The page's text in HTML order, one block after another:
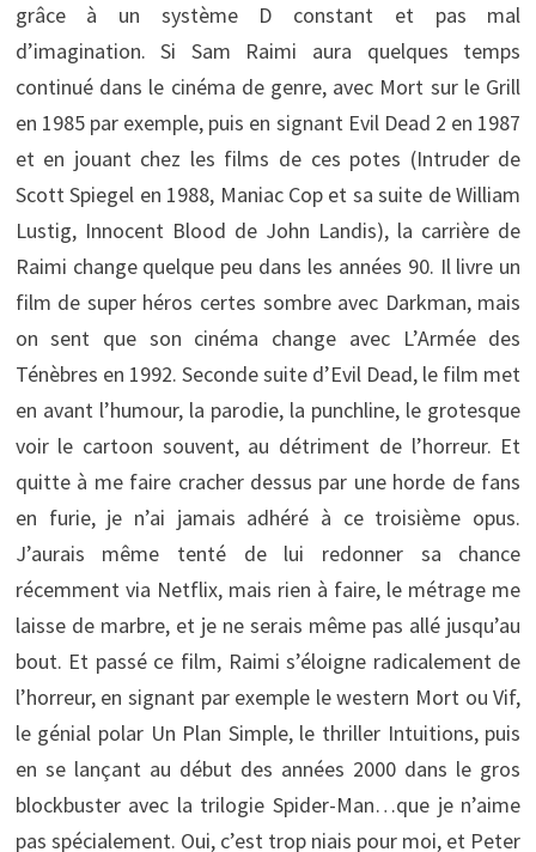
grâce à un système D constant et pas mal
d’imagination. Si Sam Raimi aura quelques temps
continué dans le cinéma de genre, avec Mort sur le Grill
en 1985 par exemple, puis en signant Evil Dead 2 en 1987
et en jouant chez les films de ces potes (Intruder de
Scott Spiegel en 1988, Maniac Cop et sa suite de William
Lustig, Innocent Blood de John Landis), la carrière de
Raimi change quelque peu dans les années 90. Il livre un
film de super héros certes sombre avec Darkman, mais
on sent que son cinéma change avec L’Armée des
Ténèbres en 1992. Seconde suite d’Evil Dead, le film met
en avant l’humour, la parodie, la punchline, le grotesque
voir le cartoon souvent, au détriment de l’horreur. Et
quitte à me faire cracher dessus par une horde de fans
en furie, je n’ai jamais adhéré à ce troisième opus.
J’aurais même tenté de lui redonner sa chance
récemment via Netflix, mais rien à faire, le métrage me
laisse de marbre, et je ne serais même pas allé jusqu’au
bout. Et passé ce film, Raimi s’éloigne radicalement de
l’horreur, en signant par exemple le western Mort ou Vif,
le génial polar Un Plan Simple, le thriller Intuitions, puis
en se lançant au début des années 2000 dans le gros
blockbuster avec la trilogie Spider-Man…que je n’aime
pas spécialement. Oui, c’est trop niais pour moi, et Peter